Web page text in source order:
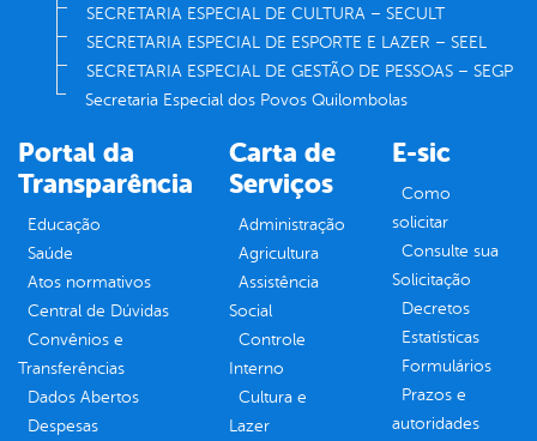
SECRETARIA ESPECIAL DE CULTURA – SECULT
SECRETARIA ESPECIAL DE ESPORTE E LAZER – SEEL
SECRETARIA ESPECIAL DE GESTÃO DE PESSOAS – SEGP
Secretaria Especial dos Povos Quilombolas
Portal da
Transparência
Educação
Saúde
Atos normativos
Central de Dúvidas
Convênios e
Transferências
Dados Abertos
Despesas
Carta de
Serviços
Administração
Agricultura
Assistência
Social
Controle
Interno
Cultura e
Lazer
E-sic
Como
solicitar
Consulte sua
Solicitação
Decretos
Estatísticas
Formulários
Prazos e
autoridades